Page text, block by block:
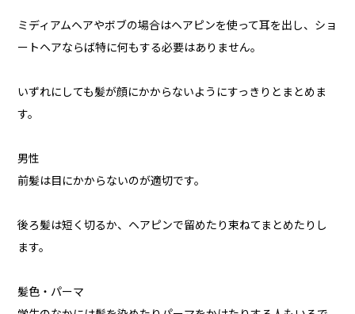
ミディアムヘアやボブの場合はヘアピンを使って耳を出し、ショ
ートヘアならば特に何もする必要はありません。
いずれにしても髪が顔にかからないようにすっきりとまとめま
す。
男性
前髪は目にかからないのが適切です。
後ろ髪は短く切るか、ヘアピンで留めたり束ねてまとめたりし
ます。
髪色・パーマ